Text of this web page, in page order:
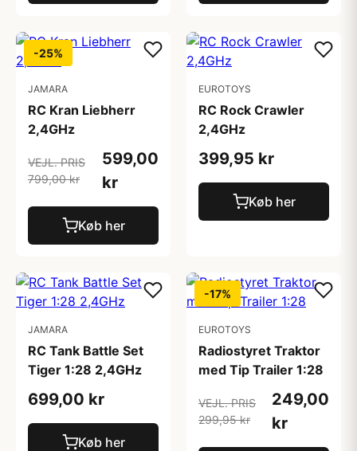
-25%
JAMARA
RC Kran Liebherr
2,4GHz
VEJL. PRIS
799,00 kr
599,00
kr
Køb her
EUROTOYS
RC Rock Crawler
2,4GHz
399,95 kr
Køb her
JAMARA
RC Tank Battle Set
Tiger 1:28 2,4GHz
699,00 kr
Køb her
-17%
EUROTOYS
Radiostyret Traktor
med Tip Trailer 1:28
VEJL. PRIS
299,95 kr
249,00
kr